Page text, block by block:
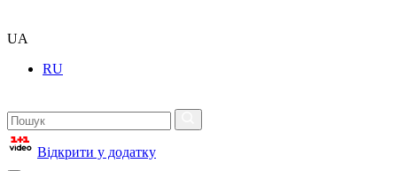
UA
RU
Відкрити у додатку